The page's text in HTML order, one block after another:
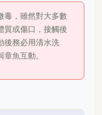
毒，雖然對大多數
質或傷口，接觸後
後務必用清水洗
魚互動。